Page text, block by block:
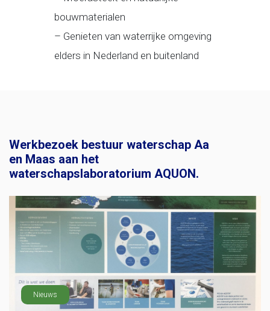
bouwmaterialen
– Genieten van waterrijke omgeving
elders in Nederland en buitenland
Werkbezoek bestuur waterschap Aa
en Maas aan het
waterschapslaboratorium AQUON.
Nieuws